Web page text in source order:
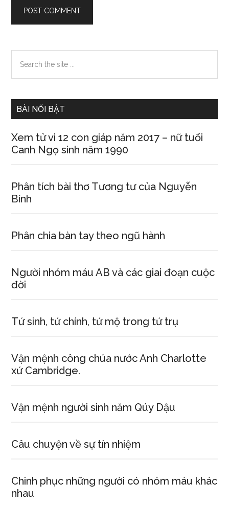
Primary
Sidebar
the
BÀI NỔI BẬT
Xem tử vi 12 con giáp năm 2017 – nữ tuổi
Canh Ngọ sinh năm 1990
Phân tích bài thơ Tương tư của Nguyễn
Bính
Phân chia bàn tay theo ngũ hành
Người nhóm máu AB và các giai đoạn cuộc
đời
Tứ sinh, tứ chính, tứ mộ trong tứ trụ
Vận mệnh công chúa nước Anh Charlotte
xứ Cambridge.
Vận mệnh người sinh năm Qúy Dậu
Câu chuyện về sự tín nhiệm
Chinh phục những người có nhóm máu khác
nhau